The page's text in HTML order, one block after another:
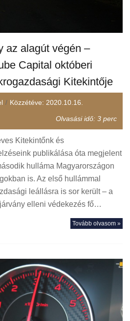
az alagút végén –
Capital októberi
Kitekintője
Közzétéve: 2020.10.16.
Olvasási idő: 3 perc
Kitekintőnk és
publikálása óta megjelent
hulláma Magyarországon
is. Az első hullámmal
leállásra is sor került – a
elleni védekezés fő…
Tovább olvasom »